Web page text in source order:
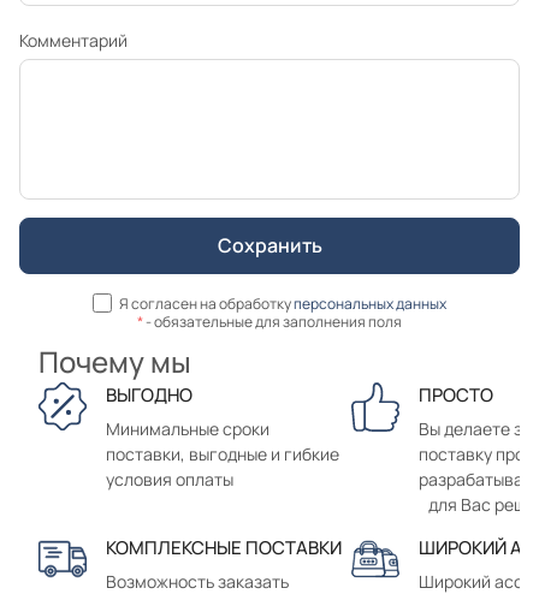
Комментарий
Я согласен на обработкуперсональных данных
*- обязательные для заполнения поля
Почему мы
ВЫГОДНО
Минимальные сроки
поставки, выгодные и гибкие
условия оплаты
ПРОСТО
Вы делаете
поставку
для Вас
КОМПЛЕКСНЫЕ ПОСТАВКИ
Возможность заказать
ШИРОКИЙ
Широкий